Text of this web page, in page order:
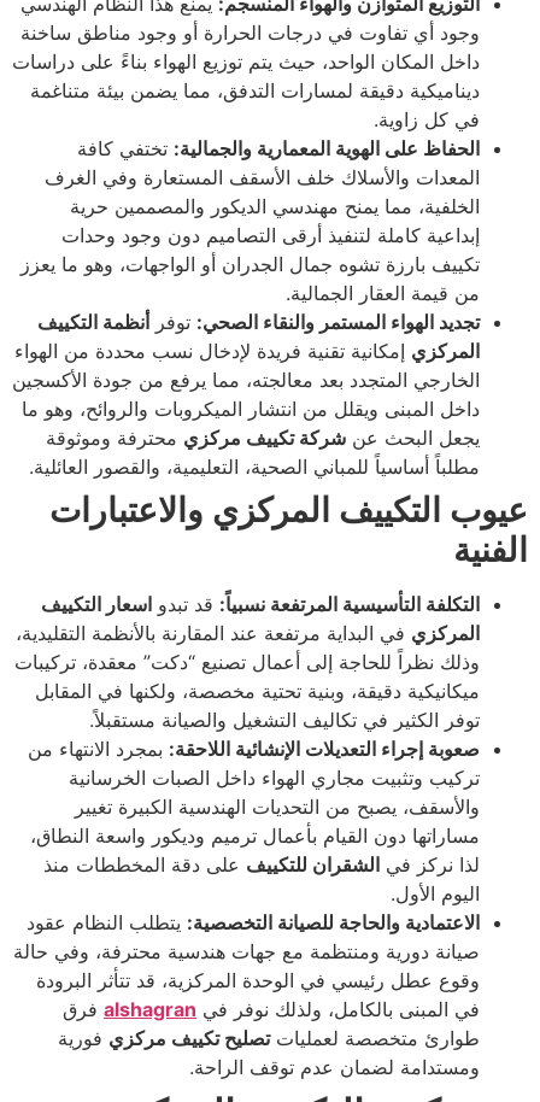
وجود أي تفاوت في درجات الحرارة أو وجود مناطق ساخنة
داخل المكان الواحد، حيث يتم توزيع الهواء بناءً على دراسات
ديناميكية دقيقة لمسارات التدفق، مما يضمن بيئة متناغمة
في كل زاوية.
الحفاظ على الهوية المعمارية والجمالية: تختفي كافة
المعدات والأسلاك خلف الأسقف المستعارة وفي الغرف
الخلفية، مما يمنح مهندسي الديكور والمصممين حرية
إبداعية كاملة لتنفيذ أرقى التصاميم دون وجود وحدات
تكييف بارزة تشوه جمال الجدران أو الواجهات، وهو ما يعزز
من قيمة العقار الجمالية.
تجديد الهواء المستمر والنقاء الصحي: توفرأنظمة التكييف
المركزي إمكانية تقنية فريدة لإدخال نسب محددة من الهواء
الخارجي المتجدد بعد معالجته، مما يرفع من جودة الأكسجين
داخل المبنى ويقلل من انتشار الميكروبات والروائح، وهو ما
يجعل البحث عن شركة تكييف مركزي محترفة وموثوقة
مطلباً أساسياً للمباني الصحية، التعليمية، والقصور العائلية.
عيوب التكييف المركزي والاعتبارات
الفنية
التكلفة التأسيسية المرتفعة نسبياً: قد تبدو اسعار التكييف
المركزي في البداية مرتفعة عند المقارنة بالأنظمة التقليدية،
وذلك نظراً للحاجة إلى أعمال تصنيع “دكت” معقدة، تركيبات
ميكانيكية دقيقة، وبنية تحتية مخصصة، ولكنها في المقابل
توفر الكثير في تكاليف التشغيل والصيانة مستقبلاً.
صعوبة إجراء التعديلات الإنشائية اللاحقة: بمجرد الانتهاء من
تركيب وتثبيت مجاري الهواء داخل الصبات الخرسانية
والأسقف، يصبح من التحديات الهندسية الكبيرة تغيير
مساراتها دون القيام بأعمال ترميم وديكور واسعة النطاق،
لذا نركز في الشقران للتكييف على دقة المخططات منذ
اليوم الأول.
الاعتمادية والحاجة للصيانة التخصصية: يتطلب النظام عقود
صيانة دورية ومنتظمة مع جهات هندسية محترفة، وفي حالة
وقوع عطل رئيسي في الوحدة المركزية، قد تتأثر البرودة
في المبنى بالكامل، ولذلك نوفر في alshagran فرق
طوارئ متخصصة لعملياتتصليح تكييف مركزي فورية
ومستدامة لضمان عدم توقف الراحة.